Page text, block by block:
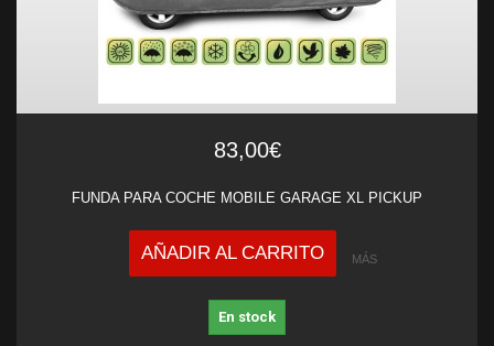
83,00€
FUNDA PARA COCHE MOBILE GARAGE XL PICKUP
AÑADIR AL CARRITO MÁS
En stock